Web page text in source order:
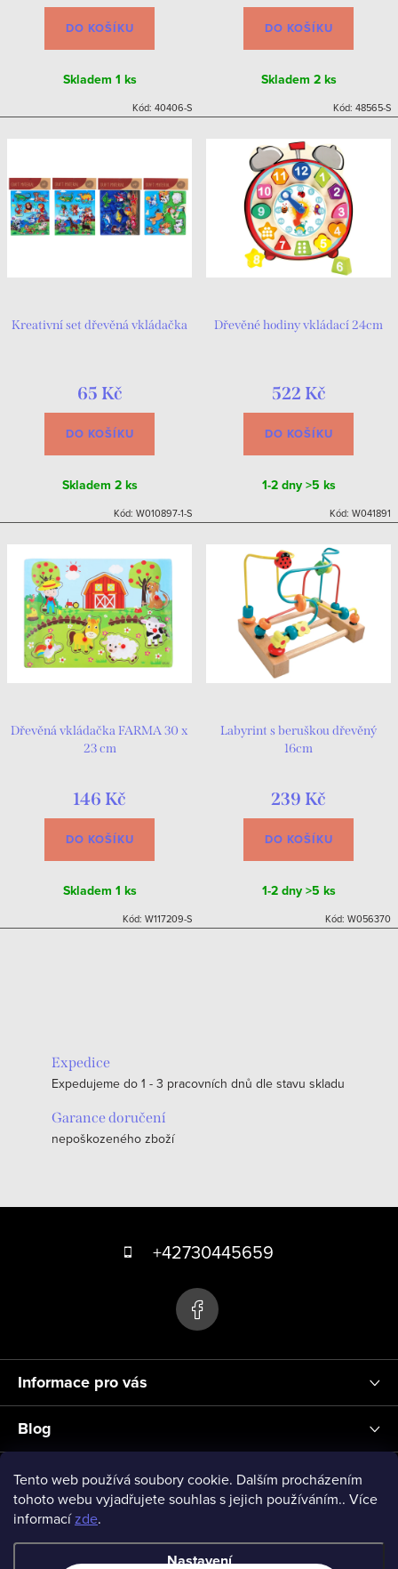
Tento web používá soubory cookie. Dalším procházením
tohoto webu vyjadřujete souhlas s jejich používáním.. Více
informacízde.
Nastavení
DO KOŠÍKU
Skladem 1 ks
Kód: 40406-S
DO KOŠÍKU
Skladem 2 ks
Kód: 48565-S
Kreativní set dřevěná vkládačka
65 Kč
DO KOŠÍKU
Skladem 2 ks
Kód: W010897-1-S
Dřevěné hodiny vkládací 24cm
522 Kč
DO KOŠÍKU
1-2 dny>5 ks
Kód: W041891
Dřevěná vkládačka FARMA 30 x
23 cm
146 Kč
DO KOŠÍKU
Skladem 1 ks
Kód: W117209-S
Labyrint s beruškou dřevěný
16cm
239 Kč
DO KOŠÍKU
1-2 dny>5 ks
Kód: W056370
Expedice
Expedujeme do 1 - 3 pracovních dnů dle stavu skladu
Garance doručení
nepoškozeného zboží
í
+42730445659
Informace pro vás
Blog
Přihlášení